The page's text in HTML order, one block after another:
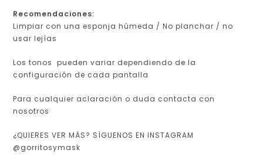
Recomendaciones:
Limpiar con una esponja húmeda / No planchar / no
usar lejías
Los tonos pueden variar dependiendo de la
configuración de cada pantalla
Para cualquier aclaración o duda contacta con
nosotros
¿QUIERES VER MÁS? SÍGUENOS EN INSTAGRAM
@gorritosymask